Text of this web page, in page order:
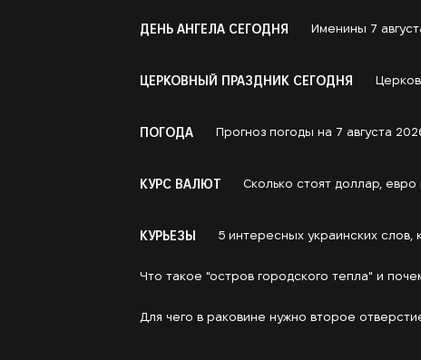
ДЕНЬ АНГЕЛА СЕГОДНЯ Именины 7
ЦЕРКОВНЫЙ ПРАЗДНИК СЕГОДНЯ
ПОГОДА Прогноз погоды на 7 августа
КУРС ВАЛЮТ Сколько стоят доллар, евро
КУРЬЕЗЫ 5 интересных украинских
Что такое "остров городского тепла" и
Для чего в раковине нужно второе